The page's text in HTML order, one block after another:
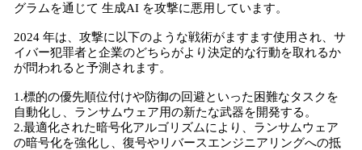
グラムを通じて 生成AI を攻撃に悪用しています。
2024 年は、攻撃に以下のような戦術がますます使用され、サ
イバー犯罪者と企業のどちらがより決定的な行動を取れるか
が問われると予測されます。
1.標的の優先順位付けや防御の回避といった困難なタスクを
自動化し、ランサムウェア用の新たな武器を開発する。
2.最適化された暗号化アルゴリズムにより、ランサムウェア
の暗号化を強化し、復号やリバースエンジニアリングへの抵